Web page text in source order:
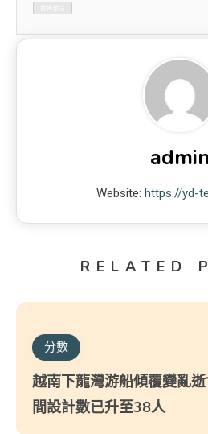
admin
Website: https://yd-
RELATED
分數
越南下龍灣游船傾覆變亂
間設計數已升至38人